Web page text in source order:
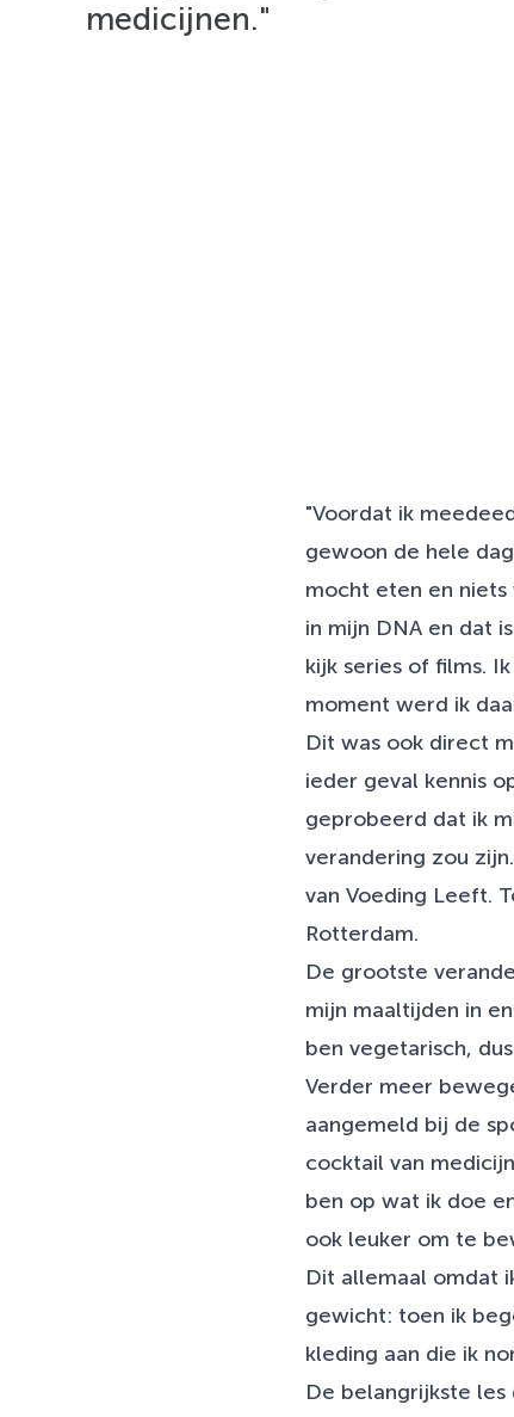
medicijnen."
"Voordat ik
gewoon de hele
mocht eten en
in mijn DNA en dat
kijk series of films.
moment werd ik
Dit was ook direct
ieder geval kennis
geprobeerd dat ik
verandering zou
van Voeding Leeft.
Rotterdam.
De grootste
mijn maaltijden in
ben vegetarisch,
Verder meer
aangemeld bij de
cocktail van
ben op wat ik doe
ook leuker om te
Dit allemaal omdat
gewicht: toen ik
kleding aan die ik
De belangrijkste